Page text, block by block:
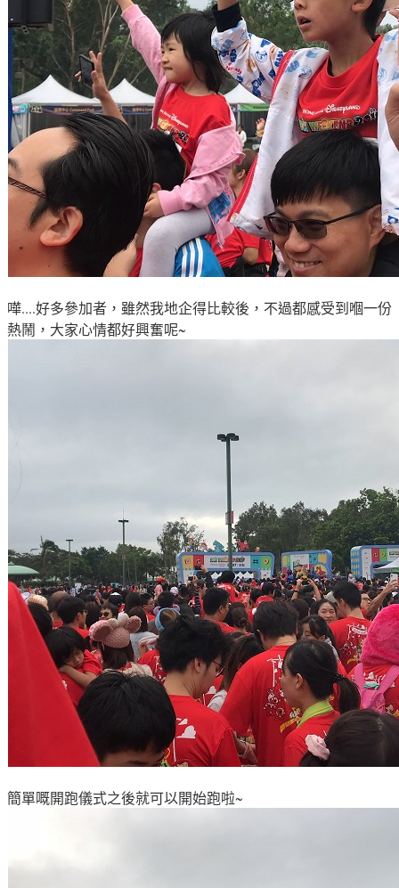
嘩....好多參加者 ，雖然我地企得比較後 ，不過都感受到嗰一份
熱鬧 ，大家心情都好興奮呢~
簡單嘅開跑儀式之後就可以開始跑啦~